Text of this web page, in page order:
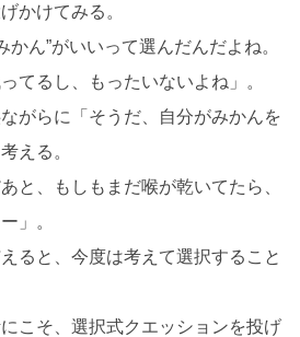
かけてみる。
かん”がいいって選んだんだよね。
てるし、もったいないよね」。
がらに「そうだ、自分がみかんを
える。
と、もしもまだ喉が乾いてたら、
」。
ると、今度は考えて選択すること
こそ、選択式クエッションを投げ